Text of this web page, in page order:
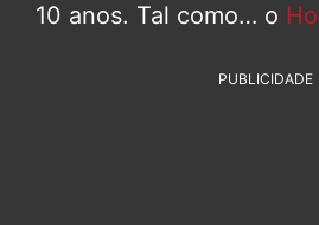
10 anos. Tal como… o
PUBLICIDADE